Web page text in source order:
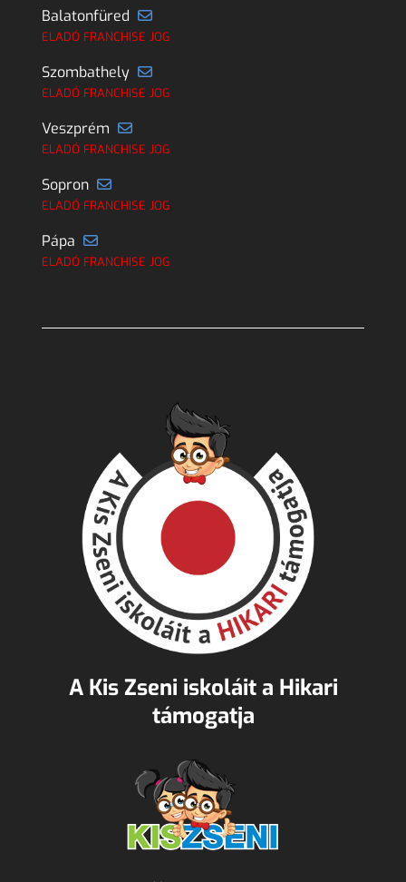
Balatonfüred
ELADÓ FRANCHISE JOG
Szombathely
ELADÓ FRANCHISE JOG
Veszprém
ELADÓ FRANCHISE JOG
Sopron
ELADÓ FRANCHISE JOG
Pápa
ELADÓ FRANCHISE JOG
A Kis Zseni iskoláit a Hikari
támogatja